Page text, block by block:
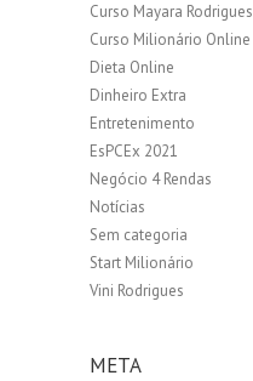
Curso Mayara Rodrigues
Curso Milionário Online
Dieta Online
Dinheiro Extra
Entretenimento
EsPCEx 2021
Negócio 4 Rendas
Notícias
Sem categoria
Start Milionário
Vini Rodrigues
META